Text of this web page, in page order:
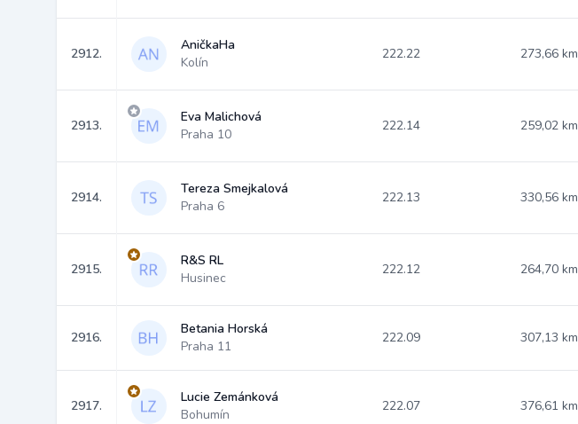
2912.
AničkaHa
Kolín
222.22 273,66 km
2913.
Eva Malichová
Praha 10
222.14 259,02 km
2914.
Tereza Smejkalová
Praha 6
222.13 330,56 km
2915.
R&S RL
Husinec
222.12 264,70 km
2916.
Betania Horská
Praha 11
222.09 307,13 km
2917.
Lucie Zemánková
Bohumín
222.07 376,61 km